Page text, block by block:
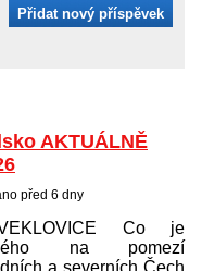
Přidat nový příspěvek
AKTUÁLNĚ
před 6 dny
Co je
na pomezí